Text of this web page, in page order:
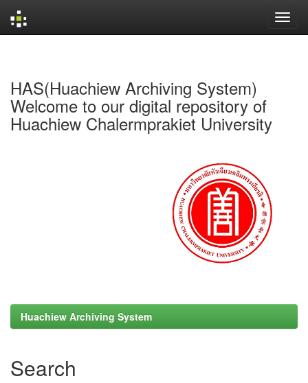
HAS(Huachiew Archiving System)
Welcome to our digital repository of
Huachiew Chalermprakiet University
Huachiew Archiving System
Search